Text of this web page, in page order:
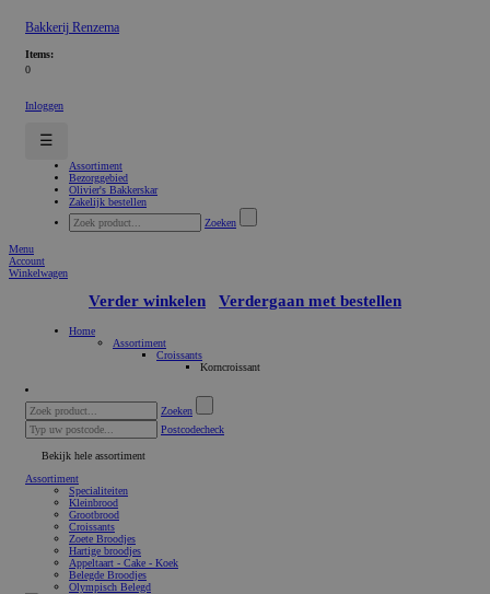
Bakkerij Renzema
Items:
0
Inloggen
☰
Assortiment
Bezorggebied
Olivier's Bakkerskar
Zakelijk bestellen
Zoeken
Menu
Account
Winkelwagen
Verder winkelen Verdergaan met bestellen
Home
Assortiment
Croissants
Korncroissant
Zoeken
Postcodecheck
Bekijk hele assortiment
Assortiment
Specialiteiten
Kleinbrood
Grootbrood
Croissants
Zoete Broodjes
Hartige broodjes
Appeltaart - Cake - Koek
Belegde Broodjes
Olympisch Belegd